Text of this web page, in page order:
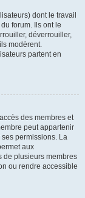
dont le travail
forum. Ils ont le
déverrouiller,
modèrent.
partent en
des membres et
peut appartenir
permissions. La
aux
de plusieurs membres
ou rendre accessible